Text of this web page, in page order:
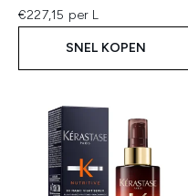
€227,15 per L
SNEL KOPEN